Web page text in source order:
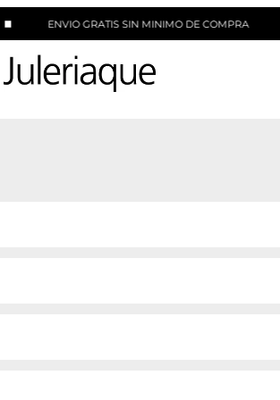
ENVIO GRATIS SIN MINIMO DE COMPRA